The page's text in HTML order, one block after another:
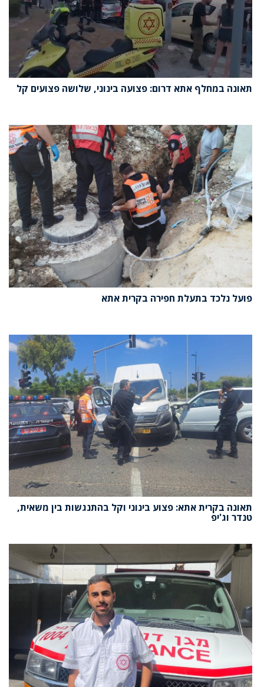
תאונה במחלף אתא דרום: פצועה בינוני, שלושה פצועים קל
פועל נלכד בתעלת חפירה בקרית אתא
תאונה בקרית אתא: פצוע בינוני וקל בהתנגשות בין משאית,
טנדר וג'יפ